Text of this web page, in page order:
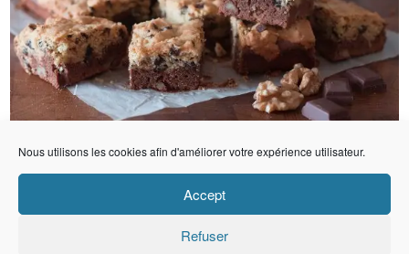
Nous utilisons les cookies afin d'améliorer votre expérience utilisateur.
Accept
Refuser